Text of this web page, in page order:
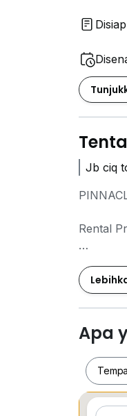
Jb ciq
Rental
For
(
- 3
- 1365
- 24
- ONLY
-
Apa